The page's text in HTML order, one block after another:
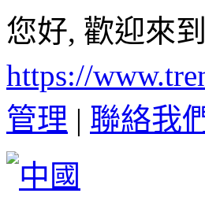
您好, 歡迎來
https://
管理 | 聯絡我